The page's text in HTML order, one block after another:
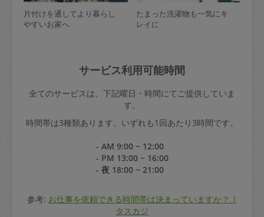
片付けを通してより暮らし
やすいお家へ
たまった洗濯物も一気にキ
レイに
サービス利用可能時間
全てのサービスは、下記曜日・時間にてご提供していま
す。
時間帯は3種類あります。いずれも1回あたり3時間です。
- AM 9:00 ~ 12:00
- PM 13:00 ~ 16:00
- 夜 18:00 ~ 21:00
参考: お仕事を依頼できる時間帯は決まっていますか？ |
タスカジ